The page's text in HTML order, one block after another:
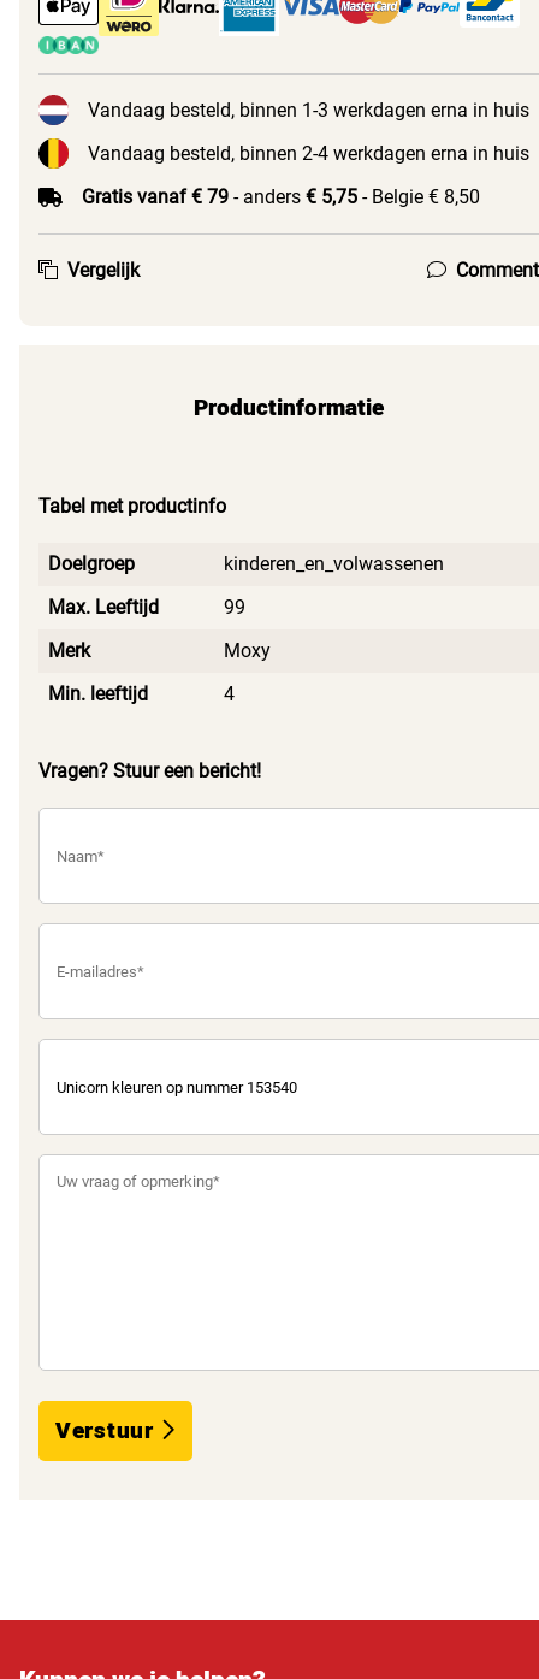
Vandaag besteld, binnen 1-3 werkdagen erna in huis
Vandaag besteld, binnen 2-4 werkdagen erna in huis
Gratis vanaf € 79 - anders € 5,75 - Belgie € 8,50
Vergelijk Comment
Productinformatie
Tabel met productinfo
Doelgroep
kinderen_en_volwassenen
Max. Leeftijd
99
Merk
Moxy
Min. leeftijd
4
Vragen? Stuur een bericht!
Verstuur